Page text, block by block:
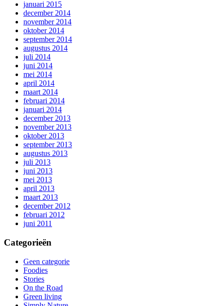
januari 2015
december 2014
november 2014
oktober 2014
september 2014
augustus 2014
juli 2014
juni 2014
mei 2014
april 2014
maart 2014
februari 2014
januari 2014
december 2013
november 2013
oktober 2013
september 2013
augustus 2013
juli 2013
juni 2013
mei 2013
april 2013
maart 2013
december 2012
februari 2012
juni 2011
Categorieën
Geen categorie
Foodies
Stories
On the Road
Green living